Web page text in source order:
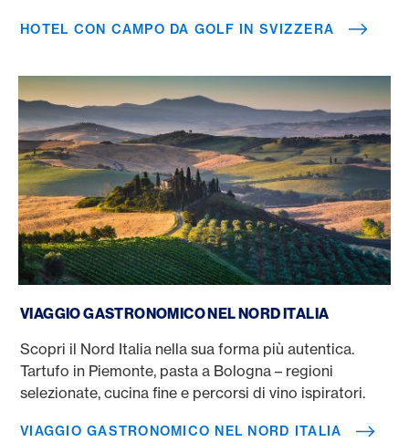
HOTEL CON CAMPO DA GOLF IN SVIZZERA
VIAGGIO GASTRONOMICO NEL NORD ITALIA
Scopri il Nord Italia nella sua forma più autentica.
Tartufo in Piemonte, pasta a Bologna – regioni
selezionate, cucina fine e percorsi di vino ispiratori.
VIAGGIO GASTRONOMICO NEL NORD ITALIA